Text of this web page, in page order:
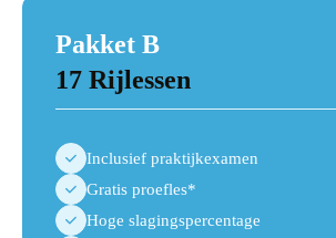
Pakket B
17 Rijlessen
Inclusief praktijkexamen
Gratis proefles*
Hoge slagingspercentage